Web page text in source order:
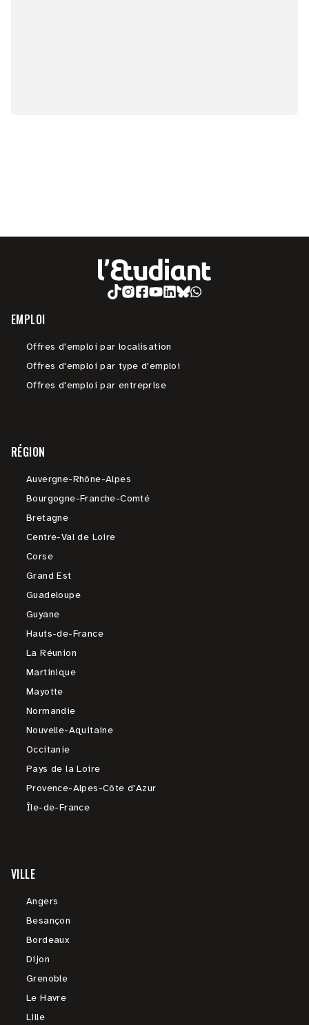
EMPLOI
Offres d'emploi par localisation
Offres d'emploi par type d'emploi
Offres d'emploi par entreprise
RÉGION
Auvergne-Rhône-Alpes
Bourgogne-Franche-Comté
Bretagne
Centre-Val de Loire
Corse
Grand Est
Guadeloupe
Guyane
Hauts-de-France
La Réunion
Martinique
Mayotte
Normandie
Nouvelle-Aquitaine
Occitanie
Pays de la Loire
Provence-Alpes-Côte d'Azur
Île-de-France
VILLE
Angers
Besançon
Bordeaux
Dijon
Grenoble
Le Havre
Lille